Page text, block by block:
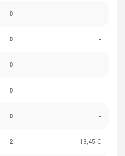
0 -
0 -
0 -
0 -
0 -
2 13,45 €